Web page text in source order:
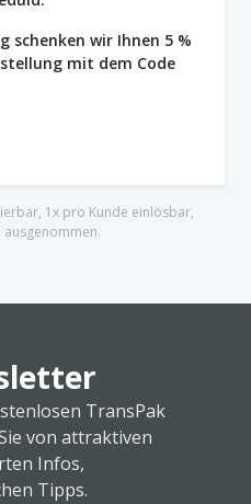
schenken wir Ihnen 5 %
mit dem Code
1x pro Kunde einlösbar,
TransPak
von attraktiven
Infos,
Tipps.